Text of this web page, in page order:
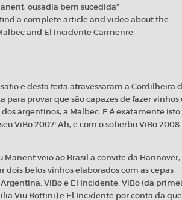
ousadia bem sucedida”
a complete article and video about the
and El Incidente Carmenre.
e desta feita atravessaram a Cordilheira
para provar que são capazes de fazer vinhos
argentinos, a Malbec. E é exatamente isto
ViBo 2007! Ah, e com o soberbo ViBo 2008
Manent veio ao Brasil a convite da Hannover,
dois belos vinhos elaborados com as cepas
ViBo e El Incidente. ViBo (da
Viu Bottini) e El Incidente por conta da